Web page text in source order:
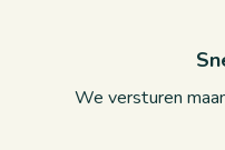
We versturen